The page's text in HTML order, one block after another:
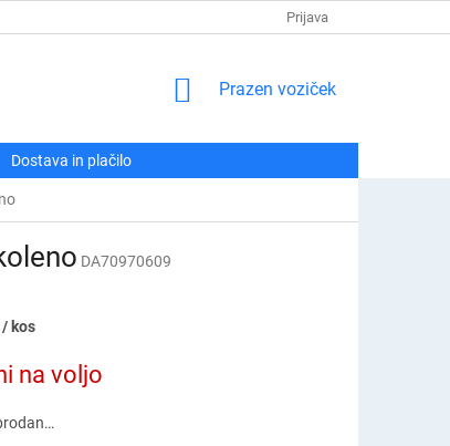
REKLAMACIJE IN VRAČILA
Prijava
NAKUPOVALNI
Prazen voziček
Dostava in plačilo
DA70970609
/ kos
na voljo